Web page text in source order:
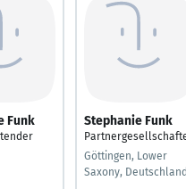
Funk Stephanie Funk
Göttingen, Lower
Saxony,